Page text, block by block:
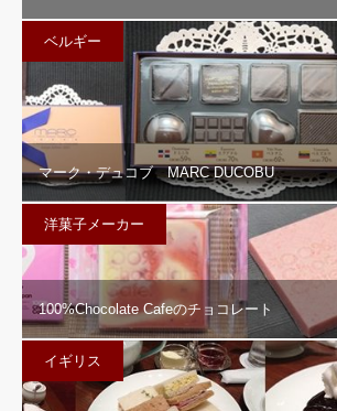
ベルギー
マーク・デュコブ MARC DUCOBU
洋菓子メーカー
100%Chocolate Cafeのチョコレート
イギリス